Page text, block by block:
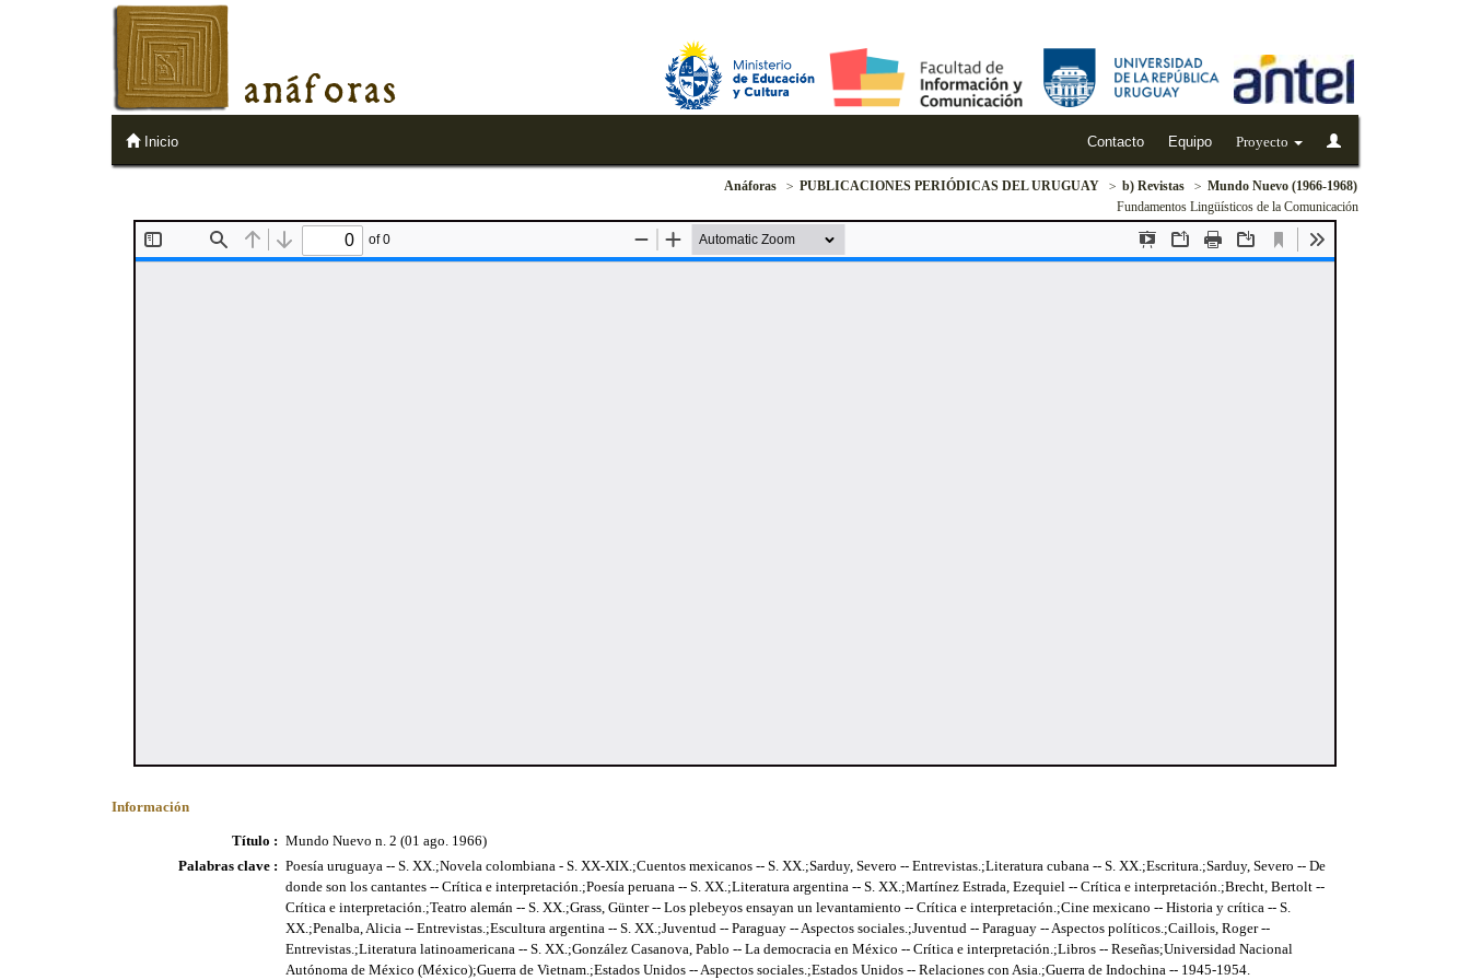
anáforas
Inicio Contacto Equipo Proyecto
Anáforas PUBLICACIONES PERIÓDICAS DEL URUGUAY b) Revistas
Mundo Nuevo (1966-1968)
Fundamentos Lingüísticos de la Comunicación
Información
Título : Mundo Nuevo n. 2 (01 ago. 1966)
Palabras clave : Poesía uruguaya -- S. XX.;Novela colombiana - S. XX-XIX.;Cuentos mexicanos -- S. XX.;Sarduy, Severo -- Entrevistas.;Literatura cubana -- S. XX.;Escritura.;Sarduy, Severo -- De
donde son los cantantes -- Crítica e interpretación.;Poesía peruana -- S. XX.;Literatura argentina -- S. XX.;Martínez Estrada, Ezequiel -- Crítica e interpretación.;Brecht, Bertolt --
Crítica e interpretación.;Teatro alemán -- S. XX.;Grass, Günter -- Los plebeyos ensayan un levantamiento -- Crítica e interpretación.;Cine mexicano -- Historia y crítica -- S.
XX.;Penalba, Alicia -- Entrevistas.;Escultura argentina -- S. XX.;Juventud -- Paraguay -- Aspectos sociales.;Juventud -- Paraguay -- Aspectos políticos.;Caillois, Roger --
Entrevistas.;Literatura latinoamericana -- S. XX.;González Casanova, Pablo -- La democracia en México -- Crítica e interpretación.;Libros -- Reseñas;Universidad Nacional
Autónoma de México (México);Guerra de Vietnam.;Estados Unidos -- Aspectos sociales.;Estados Unidos -- Relaciones con Asia.;Guerra de Indochina -- 1945-1954.